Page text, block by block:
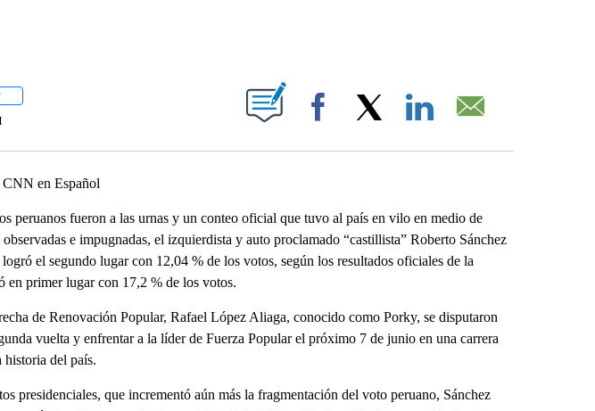
FOLLOW "" TO RECEIVE NOTIFICATIONS ABOUT NEW PAGES ON "".
Facebook
en Español
peruanos fueron a las urnas y un conteo oficial que tuvo al país en vilo en medio de
e impugnadas, el izquierdista y auto proclamado “castillista” Roberto Sánchez
el segundo lugar con 12,04 % de los votos, según los resultados oficiales de la
primer lugar con 17,2 % de los votos.
de Renovación Popular, Rafael López Aliaga, conocido como Porky, se disputaron
vuelta y enfrentar a la líder de Fuerza Popular el próximo 7 de junio en una carrera
historia del país.
presidenciales, que incrementó aún más la fragmentación del voto peruano, Sánchez